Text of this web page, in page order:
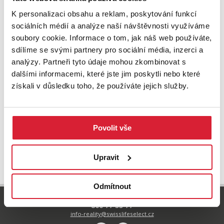
K personalizaci obsahu a reklam, poskytování funkcí
sociálních médií a analýze naší návštěvnosti využíváme
soubory cookie. Informace o tom, jak náš web používáte,
sdílíme se svými partnery pro sociální média, inzerci a
analýzy. Partneři tyto údaje mohou zkombinovat s
dalšími informacemi, které jste jim poskytli nebo které
získali v důsledku toho, že používáte jejich služby.
Povolit vše
Upravit
Odmítnout
UPRAVIT VYHLEDÁVÁNÍ
800 77 55 77
info-reality@swisslifeselect.cz